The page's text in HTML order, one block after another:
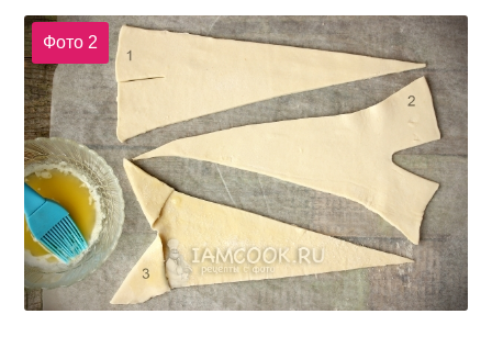
Фото 2